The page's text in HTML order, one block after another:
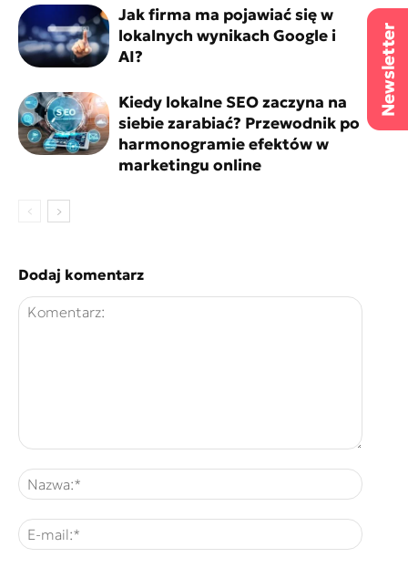
Jak firma ma pojawiać się w
lokalnych wynikach Google i
AI?
Kiedy lokalne SEO zaczyna na
siebie zarabiać? Przewodnik po
harmonogramie efektów w
marketingu online
Dodaj komentarz